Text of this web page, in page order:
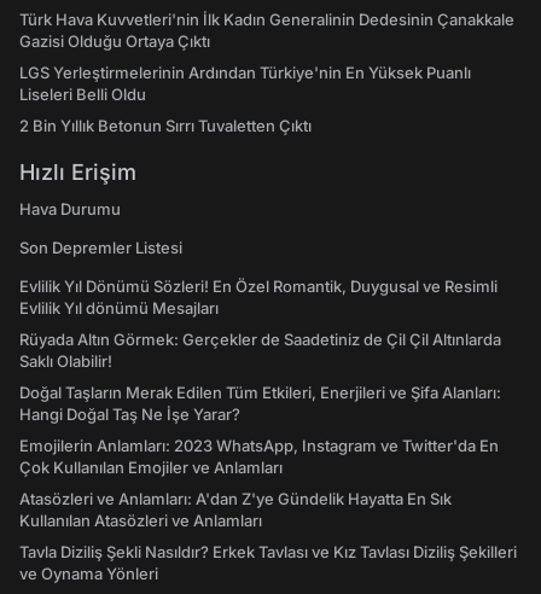
Türk Hava Kuvvetleri'nin İlk Kadın Generalinin Dedesinin Çanakkale
Gazisi Olduğu Ortaya Çıktı
LGS Yerleştirmelerinin Ardından Türkiye'nin En Yüksek Puanlı
Liseleri Belli Oldu
2 Bin Yıllık Betonun Sırrı Tuvaletten Çıktı
Hızlı Erişim
Hava Durumu
Son Depremler Listesi
Evlilik Yıl Dönümü Sözleri! En Özel Romantik, Duygusal ve Resimli
Evlilik Yıl dönümü Mesajları
Rüyada Altın Görmek: Gerçekler de Saadetiniz de Çil Çil Altınlarda
Saklı Olabilir!
Doğal Taşların Merak Edilen Tüm Etkileri, Enerjileri ve Şifa Alanları:
Hangi Doğal Taş Ne İşe Yarar?
Emojilerin Anlamları: 2023 WhatsApp, Instagram ve Twitter'da En
Çok Kullanılan Emojiler ve Anlamları
Atasözleri ve Anlamları: A'dan Z'ye Gündelik Hayatta En Sık
Kullanılan Atasözleri ve Anlamları
Tavla Diziliş Şekli Nasıldır? Erkek Tavlası ve Kız Tavlası Diziliş Şekilleri
ve Oynama Yönleri